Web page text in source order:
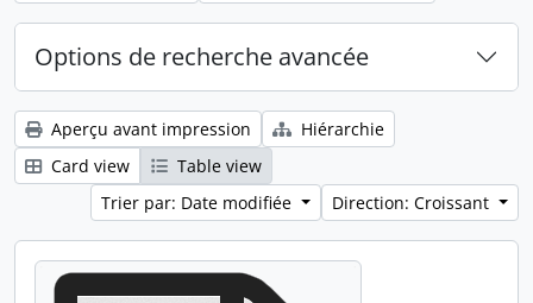
Options de recherche avancée
Aperçu avant impression
Hiérarchie
Card view
Table view
Trier par: Date modifiée
Direction: Croissant